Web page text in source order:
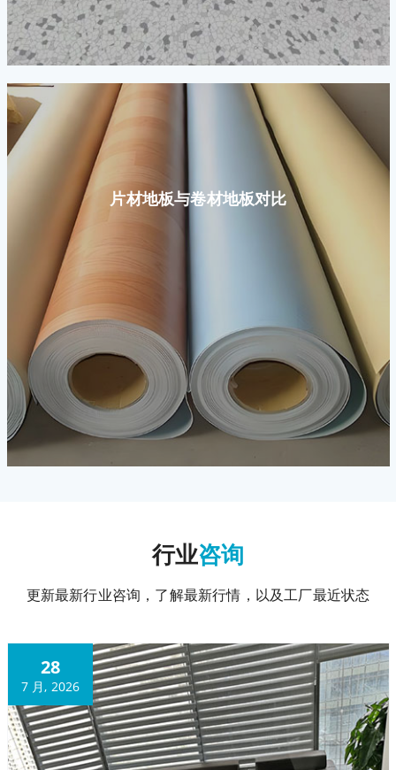
片材地板与卷材地板对比
行业咨询
更新最新行业咨询，了解最新行情，以及工厂最近状态
28
7 月, 2026